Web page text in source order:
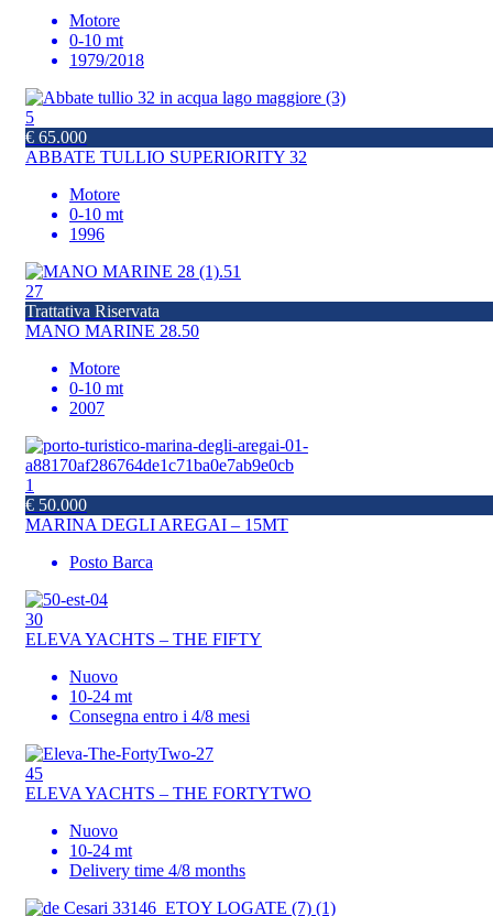
Motore
0-10 mt
1979/2018
5
€ 65.000
ABBATE TULLIO SUPERIORITY 32
Motore
0-10 mt
1996
27
Trattativa Riservata
MANO MARINE 28.50
Motore
0-10 mt
2007
1
€ 50.000
MARINA DEGLI AREGAI – 15MT
Posto Barca
30
ELEVA YACHTS – THE FIFTY
Nuovo
10-24 mt
Consegna entro i 4/8 mesi
45
ELEVA YACHTS – THE FORTYTWO
Nuovo
10-24 mt
Delivery time 4/8 months